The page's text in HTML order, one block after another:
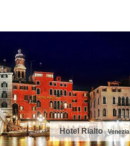
Hotel Rialto Venezia